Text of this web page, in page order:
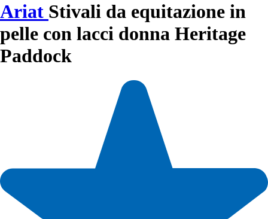
Ariat Stivali da equitazione in
pelle con lacci donna Heritage
Paddock